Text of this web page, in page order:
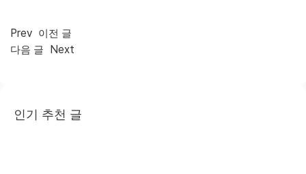
Prev 이전 글
다음 글
Next
인기 추천 글